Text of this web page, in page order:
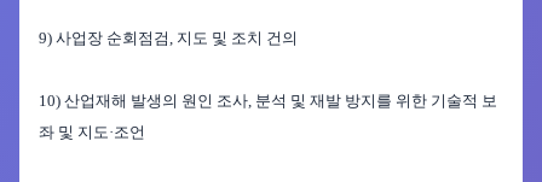
9) 사업장 순회점검, 지도 및 조치 건의
10) 산업재해 발생의 원인 조사, 분석 및 재발 방지를 위한 기술적 보
좌 및 지도·조언